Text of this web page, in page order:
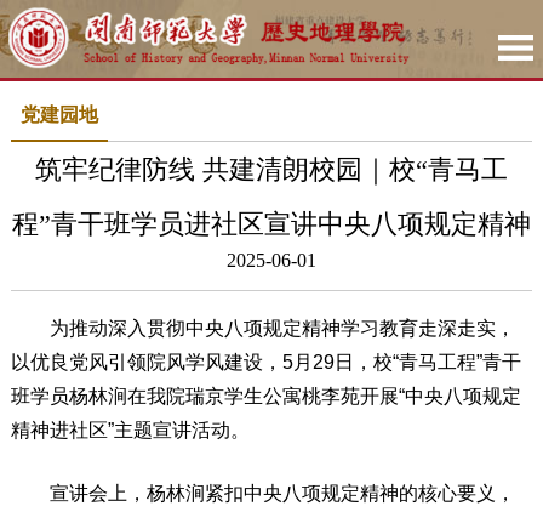
党建园地
筑牢纪律防线 共建清朗校园｜校“青马工
程”青干班学员进社区宣讲中央八项规定精神
2025-06-01
为推动深入贯彻中央八项规定精神学习教育走深走实，
以优良党风引领院风学风建设，5月29日，校“青马工程”青干
班学员杨林涧在我院瑞京学生公寓桃李苑开展“中央八项规定
精神进社区”主题宣讲活动。
宣讲会上，杨林涧紧扣中央八项规定精神的核心要义，